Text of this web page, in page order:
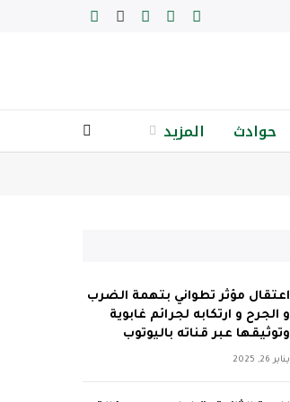
فيسبوك
تويتر الانستغرام
يوتيوبRSS
حوادث المزيد
اعتقال مؤثر تطواني بتهمة الضرب
و الجرح و ارتكابه لجرائم غابوية
وتوثيقها عبر قناته باليوتوب
يناير 26, 2025